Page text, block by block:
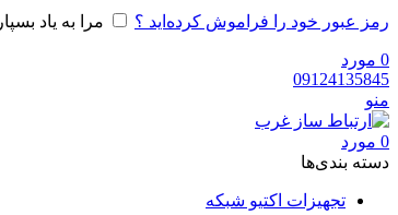
رمز عبور خود را فراموش کرده‌اید ؟ مرا به یاد بسپار
0 مورد
09124135845
منو
0 مورد
دسته‌ بندی‌ها
تجهیزات اکتیو شبکه